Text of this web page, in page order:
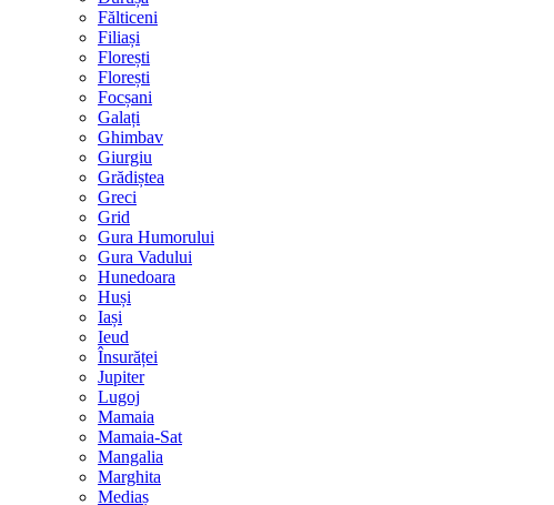
Fălticeni
Filiași
Florești
Florești
Focșani
Galați
Ghimbav
Giurgiu
Grădiștea
Greci
Grid
Gura Humorului
Gura Vadului
Hunedoara
Huși
Iași
Ieud
Însurăței
Jupiter
Lugoj
Mamaia
Mamaia-Sat
Mangalia
Marghita
Mediaș